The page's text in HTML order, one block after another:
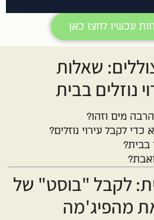
עכשיו לחצו כאן
שאלות
נוזלים בבית
מים וזהו?
לקבל עירוי נוזלים?
בבית?
לקבל "בוסט" של
מהפיג'מה